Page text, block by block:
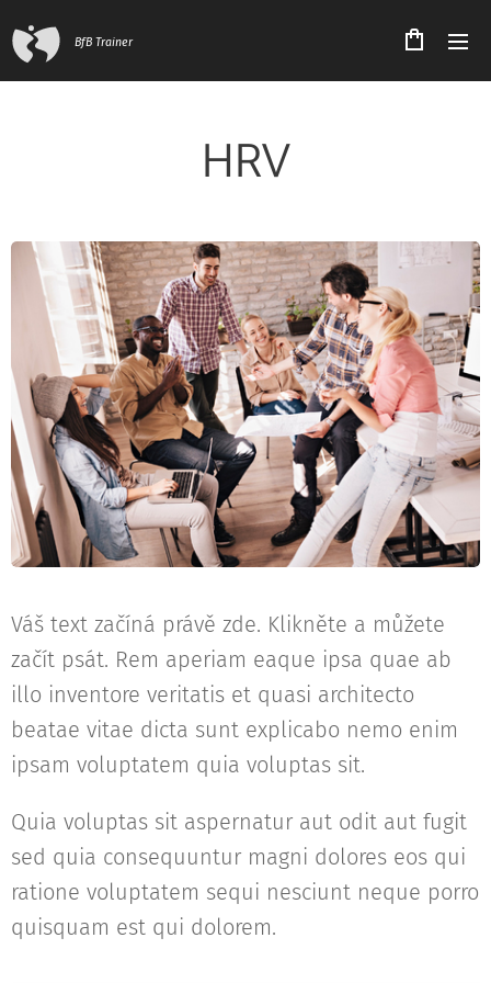
BfB Trainer
HRV
Váš text začíná právě zde. Klikněte a můžete
začít psát. Rem aperiam eaque ipsa quae ab
illo inventore veritatis et quasi architecto
beatae vitae dicta sunt explicabo nemo enim
ipsam voluptatem quia voluptas sit.
Quia voluptas sit aspernatur aut odit aut fugit
sed quia consequuntur magni dolores eos qui
ratione voluptatem sequi nesciunt neque porro
quisquam est qui dolorem.